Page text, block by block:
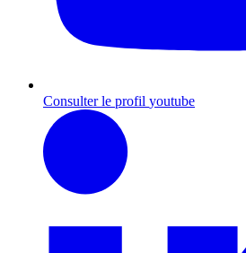
Consulter le profil youtube